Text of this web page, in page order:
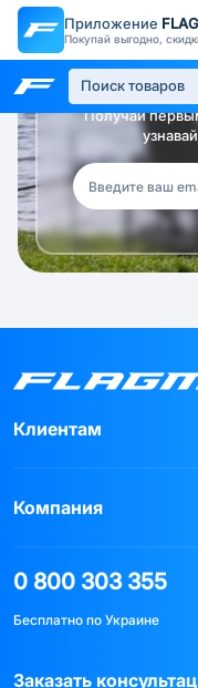
Приложение
Покупай выгодно,
Получай
Клиентам
Компания
0 800 303 355
Бесплатно по Украине
Заказать